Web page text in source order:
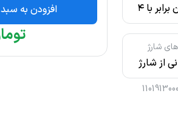
ابعاد آن برابر با ۴
× ۲.۱ × ۲.۱
شارژ
از شارژ
سریع QC و PD،
خروجی USB-A و
افزودن به